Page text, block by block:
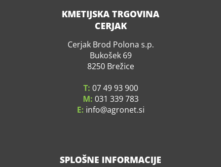
KMETIJSKA TRGOVINA
CERJAK
Cerjak Brod Polona s.p.
Bukošek 69
8250 Brežice
T: 07 49 93 900
M: 031 339 783
E: info agronet.si
SPLOŠNE INFORMACIJE